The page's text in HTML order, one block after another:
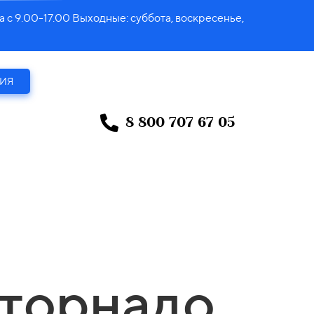
Выходные: суббота, воскресенье,
8 800 707 67 05